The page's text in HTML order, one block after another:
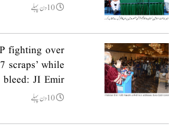
10دن پہلے
fighting over
scraps’ while
bleed: JI Emir
10دن پہلے